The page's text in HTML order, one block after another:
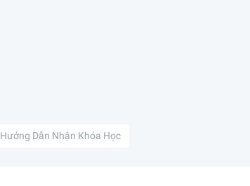
Hướng Dẫn Nhận Khóa Học